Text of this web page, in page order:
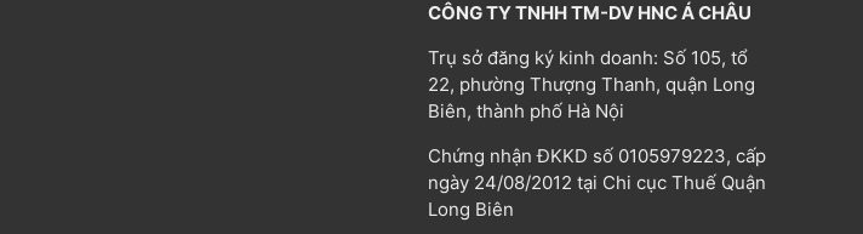
CÔNG TY TNHH TM-DV HNC Á CHÂU
Trụ sở đăng ký kinh doanh: Số 105, tổ
22, phường Thượng Thanh, quận Long
Biên, thành phố Hà Nội
Chứng nhận ĐKKD số 0105979223, cấp
ngày 24/08/2012 tại Chi cục Thuế Quận
Long Biên